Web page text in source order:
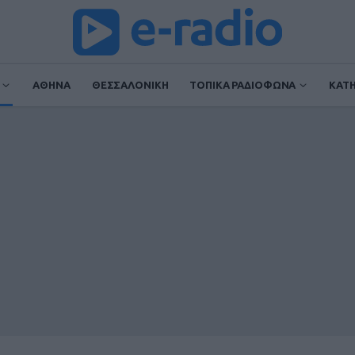
ΑΘΗΝΑ ΘΕΣΣΑΛΟΝΙΚΗ ΤΟΠΙΚΑ ΡΑΔΙΟΦΩΝΑ